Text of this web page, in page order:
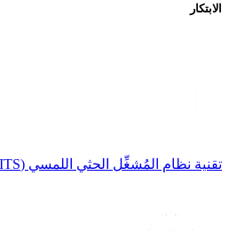
الابتكار
تقنية نظام المُشغِّل الحثي اللمسي (HITS)